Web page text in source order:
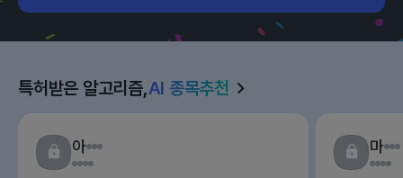
특허받은 알고리즘,AI 종목추천
아 마